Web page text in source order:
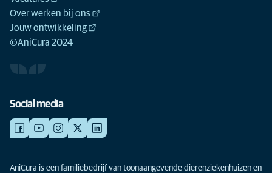
Over werken bij ons
Jouw ontwikkeling
©AniCura 2024
Social media
AniCura is een familiebedrijf van toonaangevende dierenziekenhuizen en